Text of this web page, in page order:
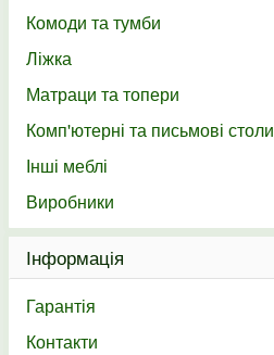
Комоди та тумби
Ліжка
Матраци та топери
Комп'ютерні та письмові столи
Інші меблі
Виробники
Інформація
Гарантія
Контакти